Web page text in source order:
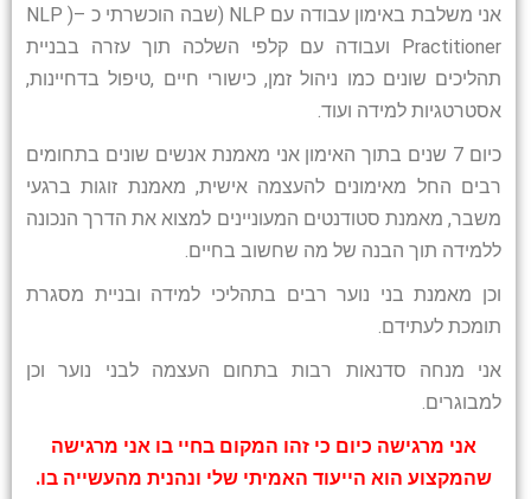
אני משלבת באימון עבודה עם NLP (שבה הוכשרתי כ –( NLP
Practitioner ועבודה עם קלפי השלכה תוך עזרה בבניית
תהליכים שונים כמו ניהול זמן, כישורי חיים ,טיפול בדחיינות,
אסטרטגיות למידה ועוד.
כיום 7 שנים בתוך האימון אני מאמנת אנשים שונים בתחומים
רבים החל מאימונים להעצמה אישית, מאמנת זוגות ברגעי
משבר, מאמנת סטודנטים המעוניינים למצוא את הדרך הנכונה
ללמידה תוך הבנה של מה שחשוב בחיים.
וכן מאמנת בני נוער רבים בתהליכי למידה ובניית מסגרת
תומכת לעתידם.
אני מנחה סדנאות רבות בתחום העצמה לבני נוער וכן
למבוגרים.
אני מרגישה כיום כי זהו המקום בחיי בו אני מרגישה
שהמקצוע הוא הייעוד האמיתי שלי ונהנית מהעשייה בו.